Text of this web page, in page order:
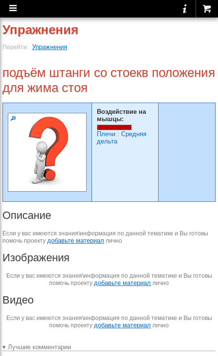
Упражнения
Перейти: Упражнения
подъём штанги со стоекв положения
для жима стоя
Воздействие на
мышцы:
Плечи : Средняя
дельта
Описание
Если у вас имеются знания\информация по данной тематике и Вы готовы
помочь проекту добавьте материал лично
Изображения
Если у вас имеются знания\информация по данной тематике и Вы готовы
помочь проекту добавьте материал лично
Видео
Если у вас имеются знания\информация по данной тематике и Вы готовы
помочь проекту добавьте материал лично
▾ Лучшие комментарии